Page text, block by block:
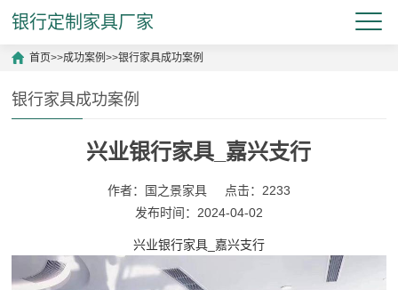
银行定制家具厂家
首页>>成功案例>>银行家具成功案例
银行家具成功案例
兴业银行家具_嘉兴支行
作者：国之景家具
点击：2233
发布时间：2024-04-02
兴业银行家具_嘉兴支行